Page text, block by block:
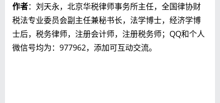
作者：刘天永，北京华税律师事务所主任，全国律协财
税法专业委员会副主任兼秘书长，法学博士，经济学博
士后，税务律师，注册会计师，注册税务师；QQ和个人
微信号均为：977962，添加可互动交流。